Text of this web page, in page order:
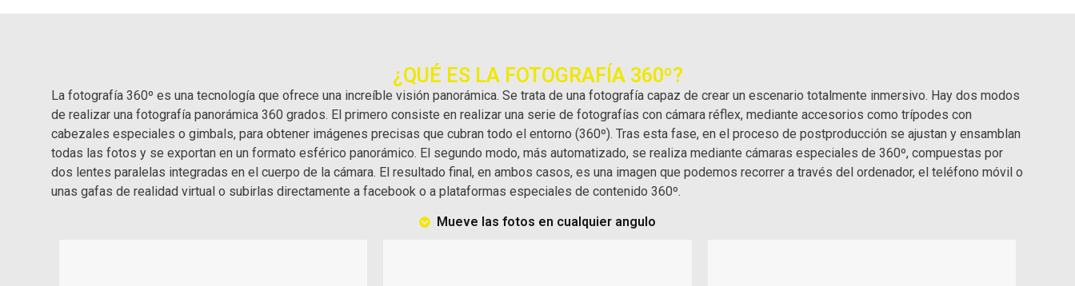
¿QUÉ ES LA FOTOGRAFÍA 360º?
La fotografía 360º es una tecnología que ofrece una increíble visión panorámica. Se trata de una fotografía capaz de crear un escenario totalmente inmersivo. Hay dos modos
de realizar una fotografía panorámica 360 grados. El primero consiste en realizar una serie de fotografías con cámara réflex, mediante accesorios como trípodes con
cabezales especiales o gimbals, para obtener imágenes precisas que cubran todo el entorno (360º). Tras esta fase, en el proceso de postproducción se ajustan y ensamblan
todas las fotos y se exportan en un formato esférico panorámico. El segundo modo, más automatizado, se realiza mediante cámaras especiales de 360º, compuestas por
dos lentes paralelas integradas en el cuerpo de la cámara. El resultado final, en ambos casos, es una imagen que podemos recorrer a través del ordenador, el teléfono móvil o
unas gafas de realidad virtual o subirlas directamente a facebook o a plataformas especiales de contenido 360º.
Mueve las fotos en cualquier angulo